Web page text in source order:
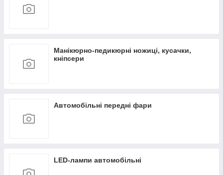
Манікюрно-педикюрні ножиці, кусачки,
кніпсери
Автомобільні передні фари
LED-лампи автомобільні